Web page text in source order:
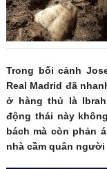
Trong bối cảnh
Real Madrid đã
ở hàng thủ là
động thái này
bách mà còn phản
nhà cầm quân người